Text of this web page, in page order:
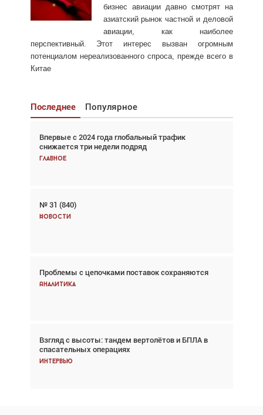
бизнес авиации давно смотрят на
азиатский рынок частной и деловой
авиации, как наиболее
перспективный. Этот интерес вызван огромным
потенциалом нереализованного спроса, прежде всего в
Китае
Последнее Популярное
Впервые с 2024 года глобальный трафик
снижается три недели подряд
Главное
№ 31 (840)
Новости
Проблемы с цепочками поставок сохраняются
Аналитика
Взгляд с высоты: тандем вертолётов и БПЛА в
спасательных операциях
Интервью
Взгляд с высоты: тандем вертолётов и БПЛА в
спасательных операциях
Главное
Авиационный фотограф Дэйв Кох: «Фотография
говорит сама за себя... а ИИ всё портит»
Впервые с 2024 года глобальный трафик
снижается три недели подряд
Частный самолёт – это актив. Подходите к
покупке соответствующим образом
Интервью